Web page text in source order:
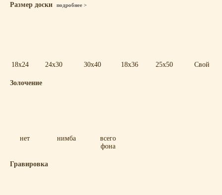
Размер доски подробнее >
18x24 24x30 30x40 18x36 25x50 Свой
Золочение
нет нимба
всего
фона
Гравировка